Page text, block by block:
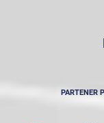
PARTENER